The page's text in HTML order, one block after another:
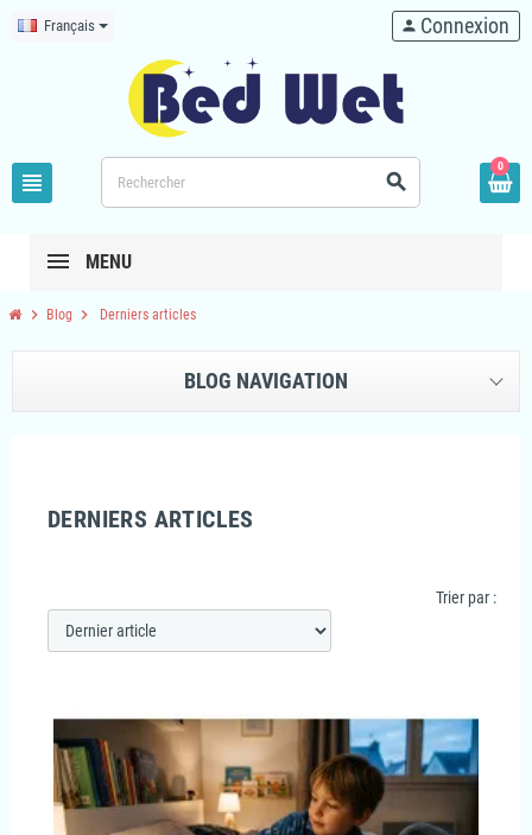
Français
view_headline search
person Connexion
0
MENU
chevron_right Blog chevron_right Derniers articles
BLOG NAVIGATION
DERNIERS ARTICLES
Trier par :